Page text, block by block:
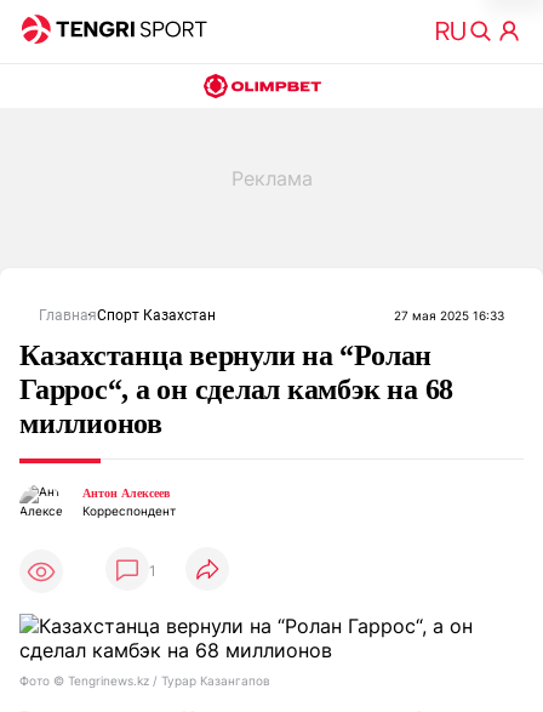
ГлавнаяСпорт Казахстан 27 мая 2025 16:33
Казахстанца вернули на “Ролан
Гаррос“, а он сделал камбэк на 68
миллионов
Антон Алексеев
Корреспондент
1
Фото ©️ Tengrinews.kz / Турар Казангапов